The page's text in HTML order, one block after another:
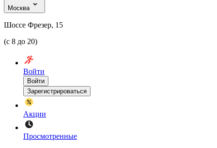
Москва
Шоссе Фрезер, 15
(с 8 до 20)
Войти
Войти
Зарегистрироваться
Акции
Просмотренные